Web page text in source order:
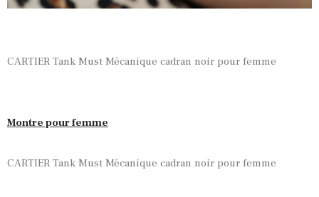
CARTIER Tank Must Mécanique cadran noir pour femme
Montre pour femme
CARTIER Tank Must Mécanique cadran noir pour femme